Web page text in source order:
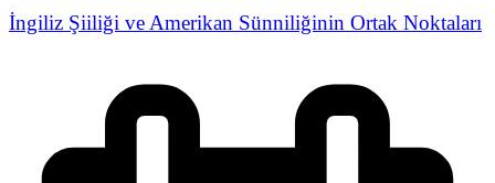
İngiliz Şiiliği ve Amerikan Sünniliğinin Ortak Noktaları